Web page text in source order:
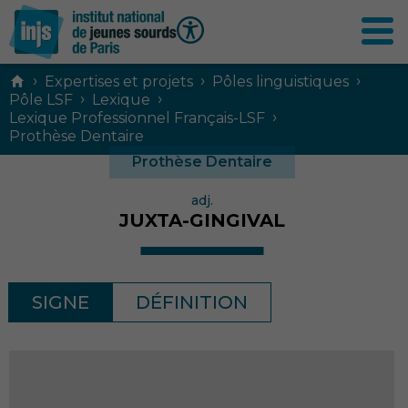
Contenu
principal
› Expertises et projets › Pôles linguistiques ›
Pôle LSF › Lexique ›
Lexique Professionnel Français-LSF ›
Prothèse Dentaire
Prothèse Dentaire
adj.
JUXTA-GINGIVAL
SIGNE DÉFINITION